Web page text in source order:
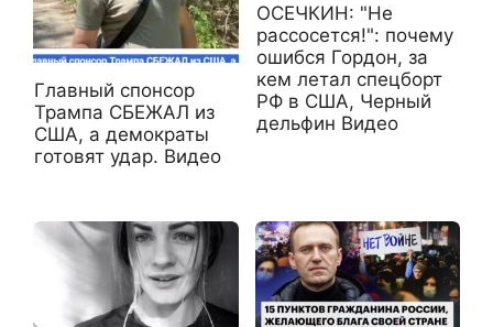
Главный спонсор
Трампа СБЕЖАЛ из
США, а демократы
готовят удар. Видео
ОСЕЧКИН: "Не
рассосется!": почему
ошибся Гордон, за
кем летал спецборт
РФ в США, Черный
дельфин Видео